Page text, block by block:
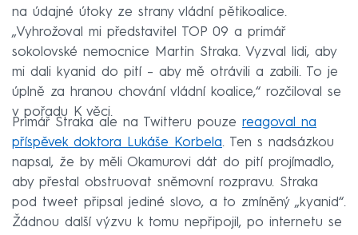
na údajné útoky ze strany vládní pětikoalice.
„Vyhrožoval mi představitel TOP 09 a primář
sokolovské nemocnice Martin Straka. Vyzval lidi, aby
mi dali kyanid do pití – aby mě otrávili a zabili. To je
úplně za hranou chování vládní koalice,“ rozčiloval se
v pořadu K věci.
Primář Straka ale na Twitteru pouze reagoval na
příspěvek doktora Lukáše Korbela. Ten s nadsázkou
napsal, že by měli Okamurovi dát do pití projímadlo,
aby přestal obstruovat sněmovní rozpravu. Straka
pod tweet připsal jediné slovo, a to zmíněný „kyanid“.
Žádnou další výzvu k tomu nepřipojil, po internetu se